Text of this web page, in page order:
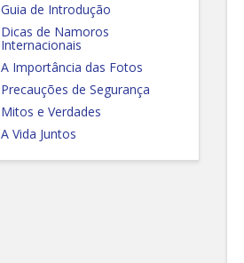
Guia de Introdução
Dicas de Namoros
Internacionais
A Importância das Fotos
Precauções de Segurança
Mitos e Verdades
A Vida Juntos